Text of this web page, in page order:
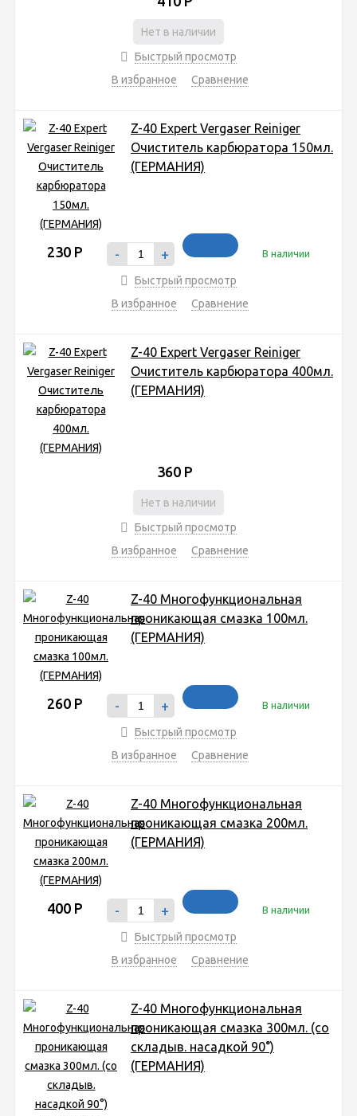
Нет в наличии
Быстрый просмотр
В избранное
Сравнение
Z-40 Expert Vergaser Reiniger
Очиститель карбюратора 150мл.
(ГЕРМАНИЯ)
230 Р - + В наличии
Быстрый просмотр
В избранное
Сравнение
Z-40 Expert Vergaser Reiniger
Очиститель карбюратора 400мл.
(ГЕРМАНИЯ)
360 Р
Нет в наличии
Быстрый просмотр
В избранное
Сравнение
Z-40 Многофункциональная
проникающая смазка 100мл.
(ГЕРМАНИЯ)
260 Р - + В наличии
Быстрый просмотр
В избранное
Сравнение
Z-40 Многофункциональная
проникающая смазка 200мл.
(ГЕРМАНИЯ)
400 Р - + В наличии
Быстрый просмотр
В избранное
Сравнение
Z-40 Многофункциональная
проникающая смазка 300мл. (со
складыв. насадкой 90°)
(ГЕРМАНИЯ)